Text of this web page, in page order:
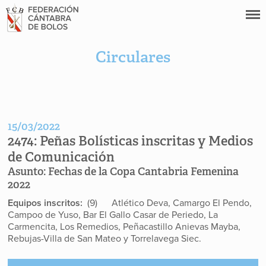
Circulares
15/03/2022
2474: Peñas Bolísticas inscritas y Medios
de Comunicación
Asunto: Fechas de la Copa Cantabria Femenina
2022
Equipos inscritos:(9) Atlético Deva, Camargo El Pendo,
Campoo de Yuso, Bar El Gallo Casar de Periedo, La
Carmencita, Los Remedios, Peñacastillo Anievas Mayba,
Rebujas-Villa de San Mateo y Torrelavega Siec.